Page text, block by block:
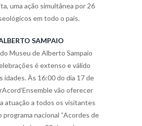
uma ação simultânea por 26
em todo o país.
SAMPAIO
Museu de Alberto Sampaio
é extenso e válido
idades. Às 16:00 do dia 17 de
vão oferecer
atuação a todos os visitantes
programa nacional “Acordes de